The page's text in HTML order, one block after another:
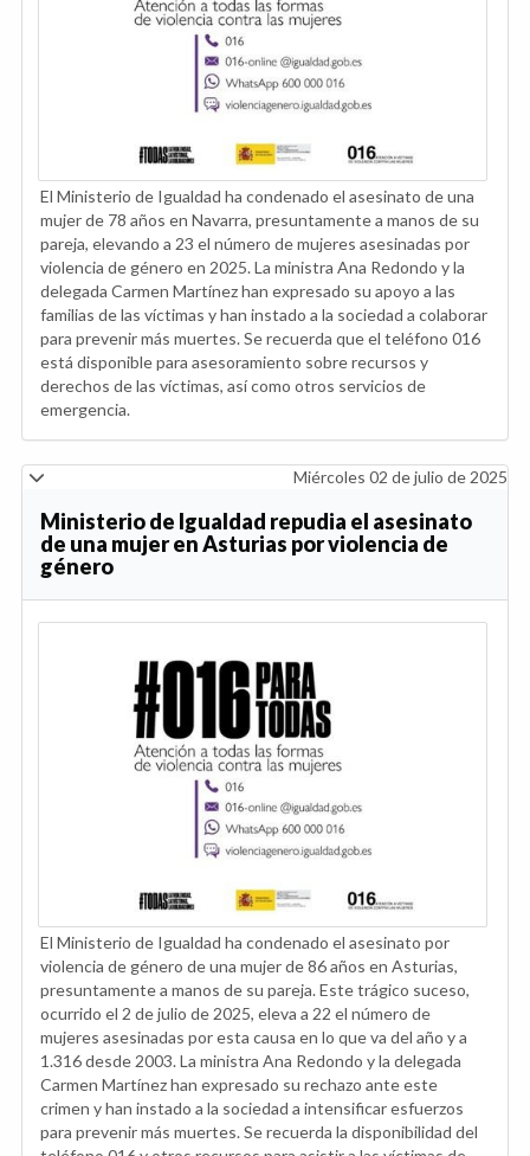
El Ministerio de Igualdad ha condenado el asesinato de una
mujer de 78 años en Navarra, presuntamente a manos de su
pareja, elevando a 23 el número de mujeres asesinadas por
violencia de género en 2025. La ministra Ana Redondo y la
delegada Carmen Martínez han expresado su apoyo a las
familias de las víctimas y han instado a la sociedad a colaborar
para prevenir más muertes. Se recuerda que el teléfono 016
está disponible para asesoramiento sobre recursos y
derechos de las víctimas, así como otros servicios de
emergencia.
Miércoles 02 de julio de 2025
Ministerio de Igualdad repudia el asesinato
de una mujer en Asturias por violencia de
género
El Ministerio de Igualdad ha condenado el asesinato por
violencia de género de una mujer de 86 años en Asturias,
presuntamente a manos de su pareja. Este trágico suceso,
ocurrido el 2 de julio de 2025, eleva a 22 el número de
mujeres asesinadas por esta causa en lo que va del año y a
1.316 desde 2003. La ministra Ana Redondo y la delegada
Carmen Martínez han expresado su rechazo ante este
crimen y han instado a la sociedad a intensificar esfuerzos
para prevenir más muertes. Se recuerda la disponibilidad del